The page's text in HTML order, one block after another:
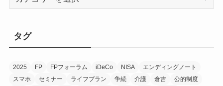
ー
タグ
2025 FP FPフォーラム iDeCo NISA
エンディングノート
スマホ
セミナー ライフプラン 争続 介護 倉吉
公的制度